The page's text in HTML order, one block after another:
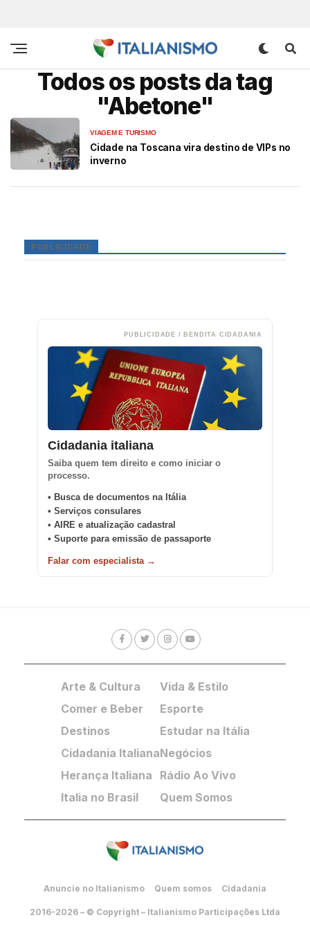
Todos os posts da tag
"Abetone"
VIAGEM E TURISMO
Cidade na Toscana vira destino de VIPs no
inverno
PUBLICIDADE
PUBLICIDADE / BENDITA CIDADANIA
Cidadania italiana
Saiba quem tem direito e como iniciar o
processo.
• Busca de documentos na Itália
• Serviços consulares
• AIRE e atualização cadastral
• Suporte para emissão de passaporte
Falar com especialista →
Arte & Cultura
Comer e Beber
Destinos
Cidadania Italiana
Herança Italiana
Italia no Brasil
Vida & Estilo
Esporte
Estudar na Itália
Negócios
Rádio Ao Vivo
Quem Somos
Anuncie no Italianismo Quem somos Cidadania
2016-2026 – © Copyright – Italianismo Participações Ltda